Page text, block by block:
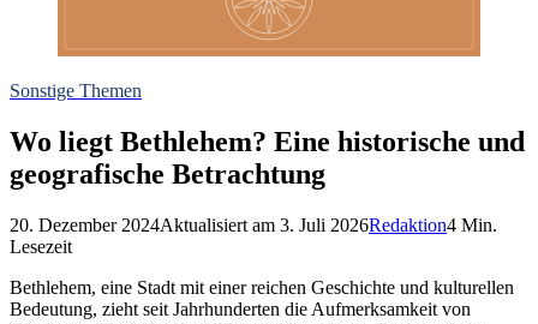
Sonstige Themen
Wo liegt Bethlehem? Eine historische und
geografische Betrachtung
20. Dezember 2024Aktualisiert am 3. Juli 2026Redaktion4 Min.
Lesezeit
Bethlehem, eine Stadt mit einer reichen Geschichte und kulturellen
Bedeutung, zieht seit Jahrhunderten die Aufmerksamkeit von